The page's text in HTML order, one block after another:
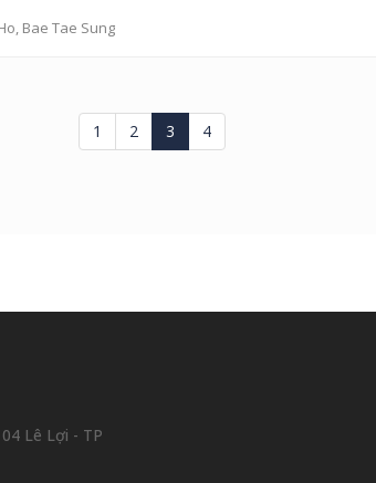
Bae Tae Sung
1 2 3 4
Lê Lợi - TP